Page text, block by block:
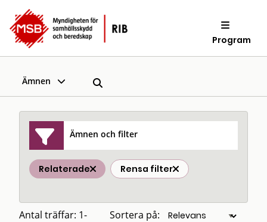
Program
Ämnen
Ämnen och filter
Relaterade Rensa filter
Antal träffar: 1-
Sortera på: